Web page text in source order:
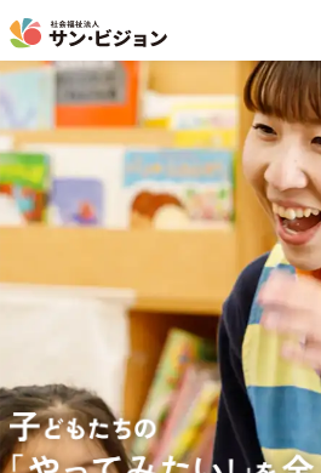
NEW
年
特別養護老人ホーム
グレイスフル
東京都世田谷区大蔵